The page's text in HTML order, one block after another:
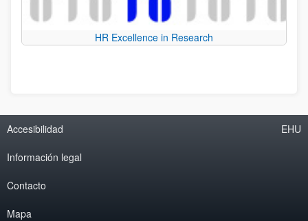
HR Excellence in Research
Accesibilidad
Información legal
Contacto
Mapa
EHU